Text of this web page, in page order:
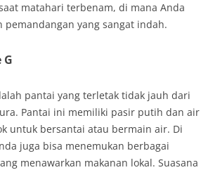
matahari terbenam, di mana Anda
pemandangan yang sangat indah.
G
pantai yang terletak tidak jauh dari
Pantai ini memiliki pasir putih dan air
untuk bersantai atau bermain air. Di
juga bisa menemukan berbagai
menawarkan makanan lokal. Suasana